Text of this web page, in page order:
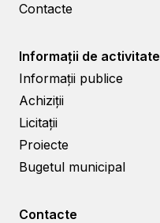
Contacte
Informații de activitate
Informații publice
Achiziții
Licitații
Proiecte
Bugetul municipal
Contacte